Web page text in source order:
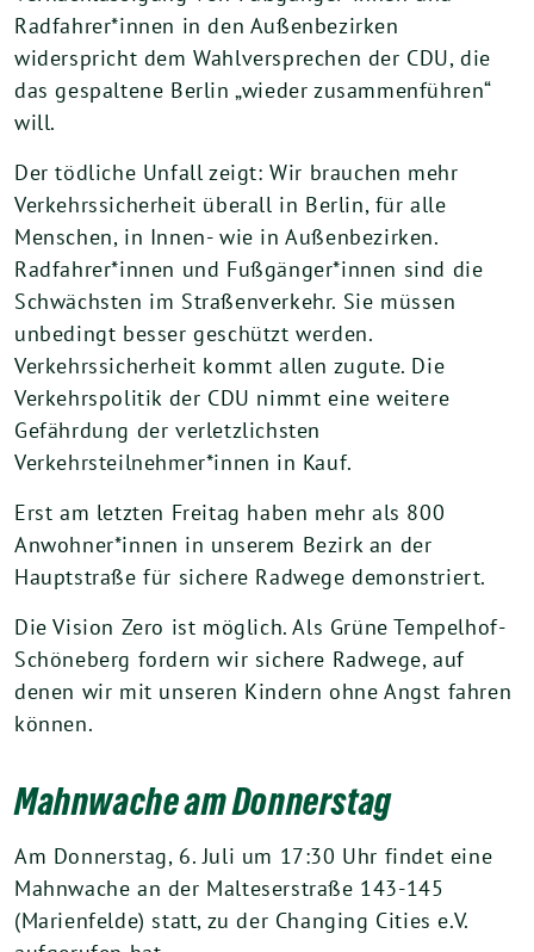
Radfahrer*innen in den Außenbezirken
widerspricht dem Wahlversprechen der CDU, die
das gespaltene Berlin „wieder zusammenführen“
will.
Der tödliche Unfall zeigt: Wir brauchen mehr
Verkehrssicherheit überall in Berlin, für alle
Menschen, in Innen- wie in Außenbezirken.
Radfahrer*innen und Fußgänger*innen sind die
Schwächsten im Straßenverkehr. Sie müssen
unbedingt besser geschützt werden.
Verkehrssicherheit kommt allen zugute. Die
Verkehrspolitik der CDU nimmt eine weitere
Gefährdung der verletzlichsten
Verkehrsteilnehmer*innen in Kauf.
Erst am letzten Freitag haben mehr als 800
Anwohner*innen in unserem Bezirk an der
Hauptstraße für sichere Radwege demonstriert.
Die Vision Zero ist möglich. Als Grüne Tempelhof-
Schöneberg fordern wir sichere Radwege, auf
denen wir mit unseren Kindern ohne Angst fahren
können.
Mahnwache am Donnerstag
Am Donnerstag, 6. Juli um 17:30 Uhr findet eine
Mahnwache an der Malteserstraße 143-145
(Marienfelde) statt, zu der Changing Cities e.V.